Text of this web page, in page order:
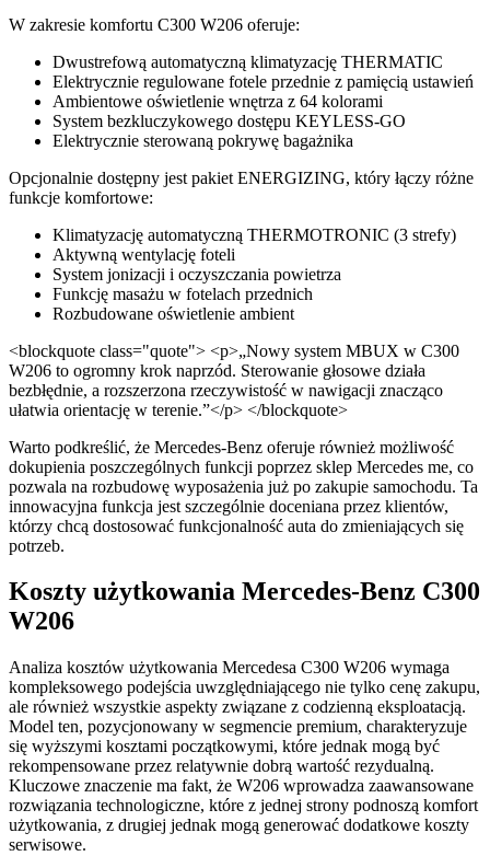
W zakresie komfortu C300 W206 oferuje:
Dwustrefową automatyczną klimatyzację THERMATIC
Elektrycznie regulowane fotele przednie z pamięcią ustawień
Ambientowe oświetlenie wnętrza z 64 kolorami
System bezkluczykowego dostępu KEYLESS-GO
Elektrycznie sterowaną pokrywę bagażnika
Opcjonalnie dostępny jest pakiet ENERGIZING, który łączy różne
funkcje komfortowe:
Klimatyzację automatyczną THERMOTRONIC (3 strefy)
Aktywną wentylację foteli
System jonizacji i oczyszczania powietrza
Funkcję masażu w fotelach przednich
Rozbudowane oświetlenie ambient
<blockquote class="quote"> <p>„Nowy system MBUX w C300
W206 to ogromny krok naprzód. Sterowanie głosowe działa
bezbłędnie, a rozszerzona rzeczywistość w nawigacji znacząco
ułatwia orientację w terenie.”</p> </blockquote>
Warto podkreślić, że Mercedes-Benz oferuje również możliwość
dokupienia poszczególnych funkcji poprzez sklep Mercedes me, co
pozwala na rozbudowę wyposażenia już po zakupie samochodu. Ta
innowacyjna funkcja jest szczególnie doceniana przez klientów,
którzy chcą dostosować funkcjonalność auta do zmieniających się
potrzeb.
Koszty użytkowania Mercedes-Benz C300
W206
Analiza kosztów użytkowania Mercedesa C300 W206 wymaga
kompleksowego podejścia uwzględniającego nie tylko cenę zakupu,
ale również wszystkie aspekty związane z codzienną eksploatacją.
Model ten, pozycjonowany w segmencie premium, charakteryzuje
się wyższymi kosztami początkowymi, które jednak mogą być
rekompensowane przez relatywnie dobrą wartość rezydualną.
Kluczowe znaczenie ma fakt, że W206 wprowadza zaawansowane
rozwiązania technologiczne, które z jednej strony podnoszą komfort
użytkowania, z drugiej jednak mogą generować dodatkowe koszty
serwisowe.